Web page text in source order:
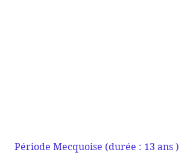
Période Mecquoise (durée : 13 ans )